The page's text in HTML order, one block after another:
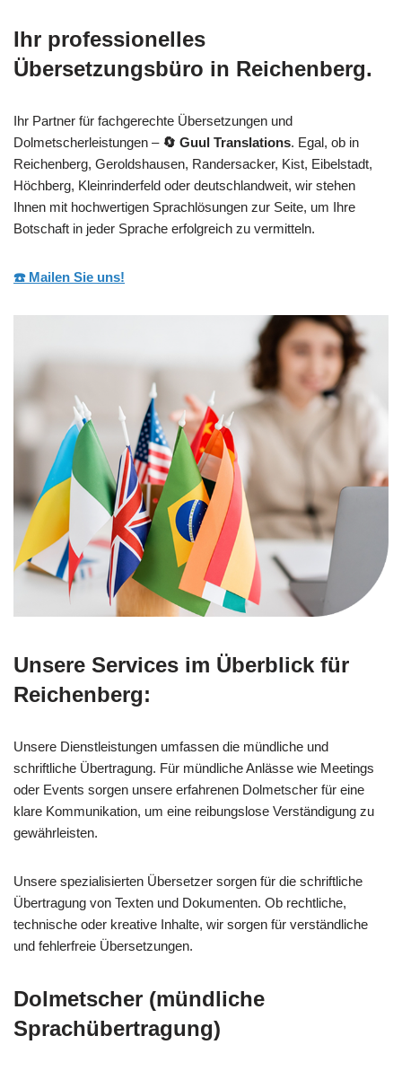
Ihr professionelles
Übersetzungsbüro in Reichenberg.
Ihr Partner für fachgerechte Übersetzungen und
Dolmetscherleistungen – 🔄 Guul Translations. Egal, ob in
Reichenberg, Geroldshausen, Randersacker, Kist, Eibelstadt,
Höchberg, Kleinrinderfeld oder deutschlandweit, wir stehen
Ihnen mit hochwertigen Sprachlösungen zur Seite, um Ihre
Botschaft in jeder Sprache erfolgreich zu vermitteln.
☎️ Mailen Sie uns!
Unsere Services im Überblick für
Reichenberg:
Unsere Dienstleistungen umfassen die mündliche und
schriftliche Übertragung. Für mündliche Anlässe wie Meetings
oder Events sorgen unsere erfahrenen Dolmetscher für eine
klare Kommunikation, um eine reibungslose Verständigung zu
gewährleisten.
Unsere spezialisierten Übersetzer sorgen für die schriftliche
Übertragung von Texten und Dokumenten. Ob rechtliche,
technische oder kreative Inhalte, wir sorgen für verständliche
und fehlerfreie Übersetzungen.
Dolmetscher (mündliche
Sprachübertragung)